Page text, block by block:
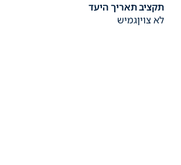
תקציב
לא צוין
תאריך היעד
גמיש